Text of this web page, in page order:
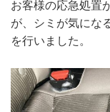
お客様の応急処置
が、シミが気にな
を行いました。